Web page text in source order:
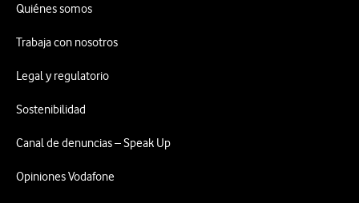
Quiénes somos
Trabaja con nosotros
Legal y regulatorio
Sostenibilidad
Canal de denuncias – Speak Up
Opiniones Vodafone